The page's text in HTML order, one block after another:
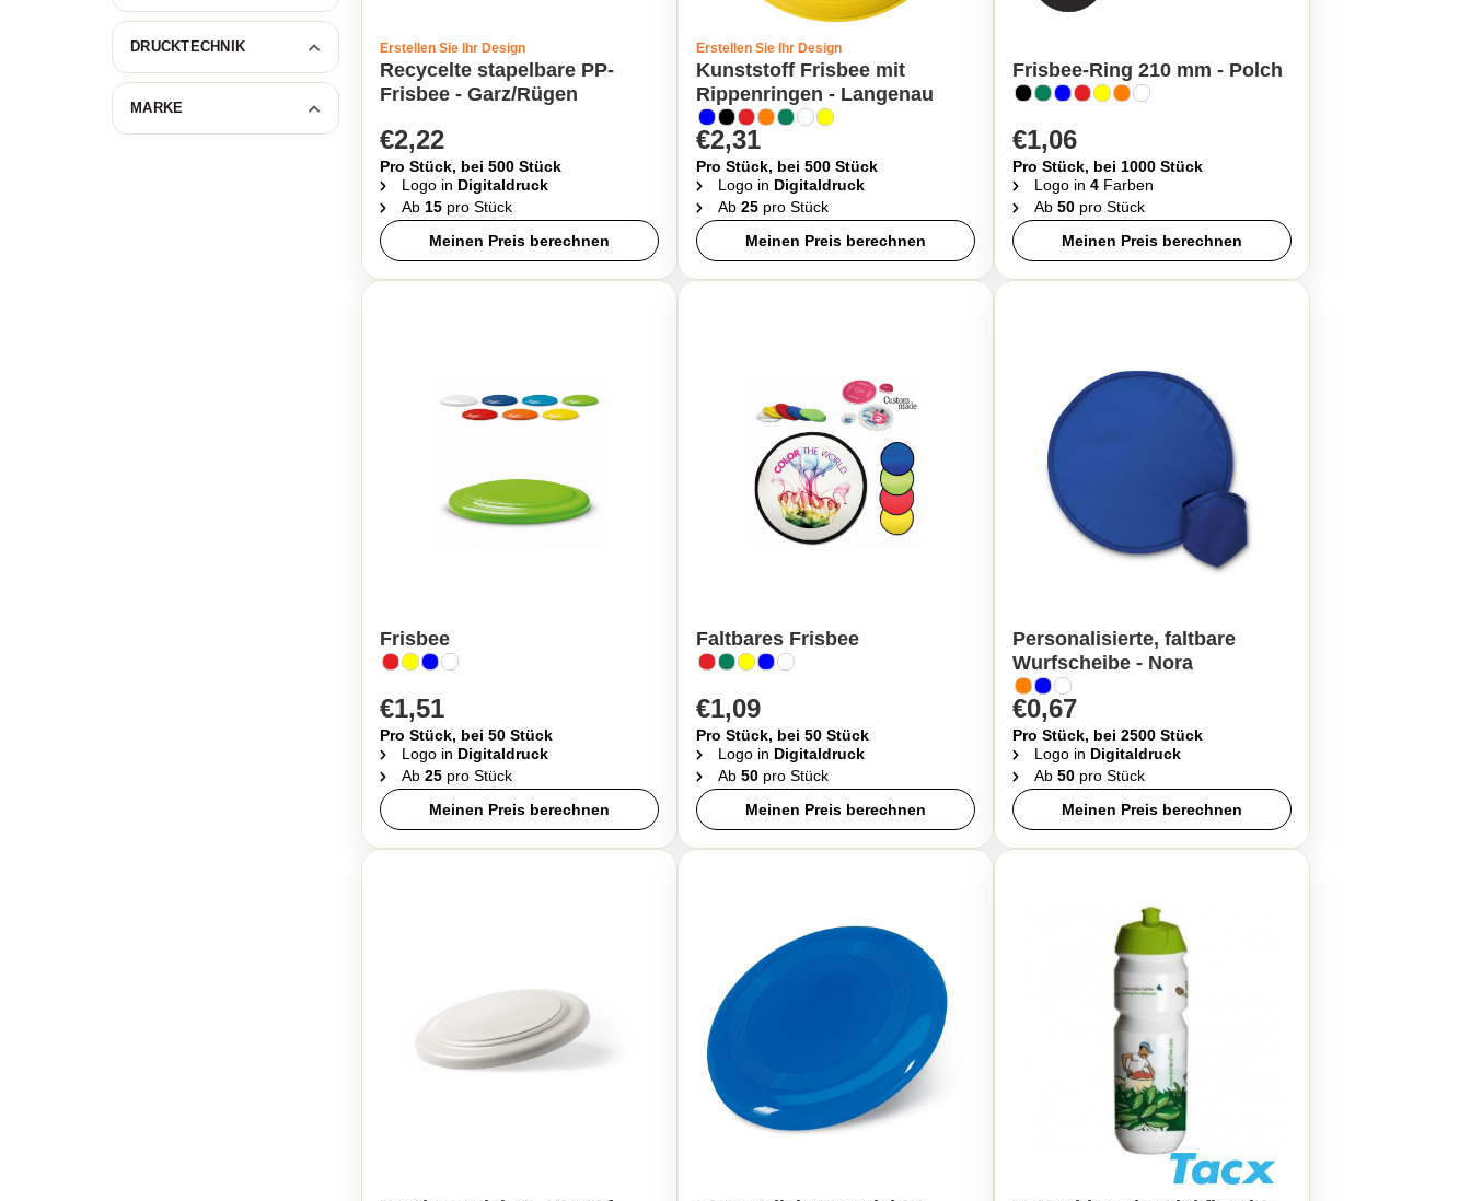
DRUCKTECHNIK
MARKE
Erstellen Sie Ihr Design
Recycelte stapelbare PP-
Frisbee - Garz/Rügen
€2,22
Pro Stück, bei 500 Stück
Logo in Digitaldruck
Ab 15 pro Stück
Meinen Preis berechnen
Erstellen Sie Ihr Design
Kunststoff Frisbee mit
Rippenringen - Langenau
€2,31
Pro Stück, bei 500 Stück
Logo in Digitaldruck
Ab 25pro Stück
Meinen Preis berechnen
Frisbee-Ring 210 mm - Polch
€1,06
Pro Stück, bei 1000 Stück
Logo in 4Farben
Ab 50pro Stück
Meinen Preis berechnen
Frisbee
€1,51
Pro Stück, bei 50 Stück
Logo in Digitaldruck
Ab 25 pro Stück
Meinen Preis berechnen
Faltbares Frisbee
€1,09
Pro Stück, bei 50 Stück
Logo in Digitaldruck
Ab 50pro Stück
Meinen Preis berechnen
Personalisierte, faltbare
Wurfscheibe - Nora
€0,67
Pro Stück, bei 2500 Stück
Logo in Digitaldruck
Ab 50pro Stück
Meinen Preis berechnen